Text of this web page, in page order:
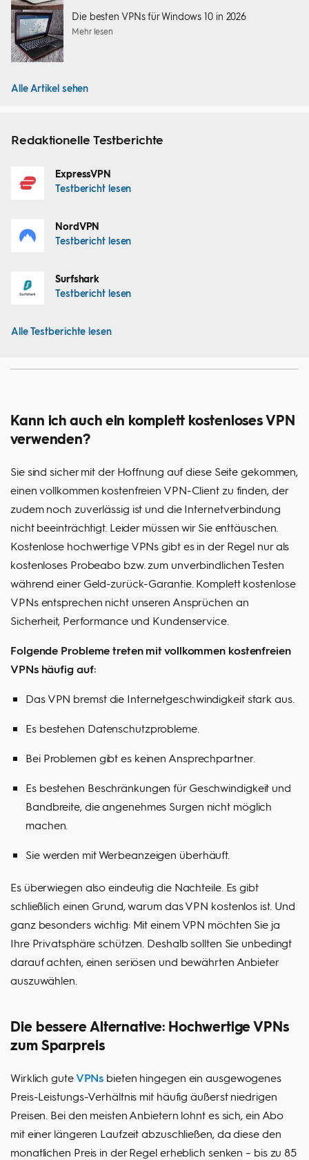
Die besten VPNs für Windows 10 in 2026
Mehr lesen
Alle Artikel sehen
Redaktionelle Testberichte
ExpressVPN
Testbericht lesen
NordVPN
Testbericht lesen
Surfshark
Testbericht lesen
Alle Testberichte lesen
Kann ich auch ein komplett kostenloses VPN
verwenden?
Sie sind sicher mit der Hoffnung auf diese Seite gekommen,
einen vollkommen kostenfreien VPN-Client zu finden, der
zudem noch zuverlässig ist und die Internetverbindung
nicht beeinträchtigt. Leider müssen wir Sie enttäuschen.
Kostenlose hochwertige VPNs gibt es in der Regel nur als
kostenloses Probeabo bzw. zum unverbindlichen Testen
während einer Geld-zurück-Garantie. Komplett kostenlose
VPNs entsprechen nicht unseren Ansprüchen an
Sicherheit, Performance und Kundenservice.
Folgende Probleme treten mit vollkommen kostenfreien
VPNs häufig auf:
Das VPN bremst die Internetgeschwindigkeit stark aus.
Es bestehen Datenschutzprobleme.
Bei Problemen gibt es keinen Ansprechpartner.
Es bestehen Beschränkungen für Geschwindigkeit und
Bandbreite, die angenehmes Surgen nicht möglich
machen.
Sie werden mit Werbeanzeigen überhäuft.
Es überwiegen also eindeutig die Nachteile. Es gibt
schließlich einen Grund, warum das VPN kostenlos ist. Und
ganz besonders wichtig: Mit einem VPN möchten Sie ja
Ihre Privatsphäre schützen. Deshalb sollten Sie unbedingt
darauf achten, einen seriösen und bewährten Anbieter
auszuwählen.
Die bessere Alternative: Hochwertige VPNs
zum Sparpreis
Wirklich guteVPNs bieten hingegen ein ausgewogenes
Preis-Leistungs-Verhältnis mit häufig äußerst niedrigen
Preisen. Bei den meisten Anbietern lohnt es sich, ein Abo
mit einer längeren Laufzeit abzuschließen, da diese den
monatlichen Preis in der Regel erheblich senken – bis zu 85